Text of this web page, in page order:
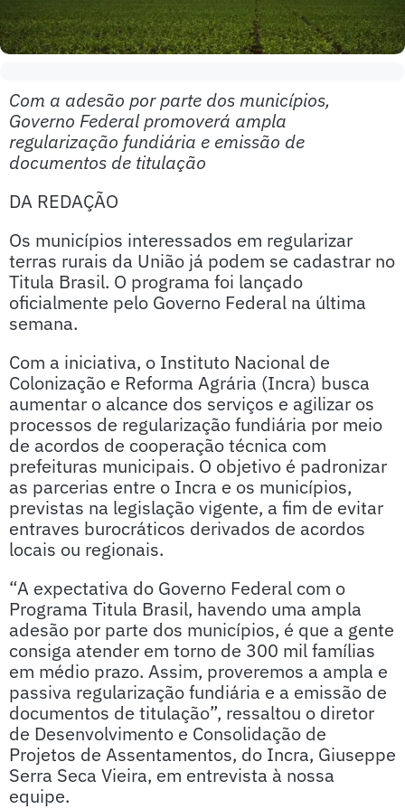
Com a adesão por parte dos municípios,
Governo Federal promoverá ampla
regularização fundiária e emissão de
documentos de titulação
DA REDAÇÃO
Os municípios interessados em regularizar
terras rurais da União já podem se cadastrar no
Titula Brasil. O programa foi lançado
oficialmente pelo Governo Federal na última
semana.
Com a iniciativa, o Instituto Nacional de
Colonização e Reforma Agrária (Incra) busca
aumentar o alcance dos serviços e agilizar os
processos de regularização fundiária por meio
de acordos de cooperação técnica com
prefeituras municipais. O objetivo é padronizar
as parcerias entre o Incra e os municípios,
previstas na legislação vigente, a fim de evitar
entraves burocráticos derivados de acordos
locais ou regionais.
“A expectativa do Governo Federal com o
Programa Titula Brasil, havendo uma ampla
adesão por parte dos municípios, é que a gente
consiga atender em torno de 300 mil famílias
em médio prazo. Assim, proveremos a ampla e
passiva regularização fundiária e a emissão de
documentos de titulação”, ressaltou o diretor
de Desenvolvimento e Consolidação de
Projetos de Assentamentos, do Incra, Giuseppe
Serra Seca Vieira, em entrevista à nossa
equipe.